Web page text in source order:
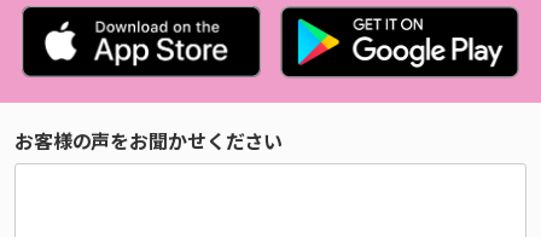
お客様の声をお聞かせください